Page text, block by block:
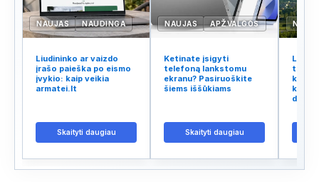
NAUJAS NAUDINGA
Liudininko ar vaizdo
įrašo paieška po eismo
įvykio: kaip veikia
armatei.lt
Skaityti daugiau
NAUJAS APŽVALGOS
Ketinate įsigyti
telefoną lankstomu
ekranu? Pasiruoškite
šiems iššūkiams
Skaityti daugiau
tinklo
kodėl
kalba